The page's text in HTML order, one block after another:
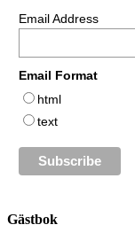
Email Address
Email Format
html
text
Gästbok